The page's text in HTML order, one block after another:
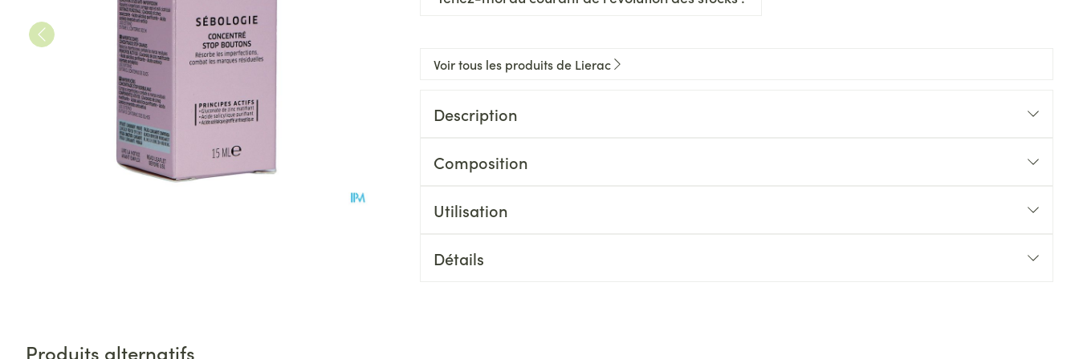
Voir tous les produits de Lierac
Description
Composition
Utilisation
Détails
Produits alternatifs